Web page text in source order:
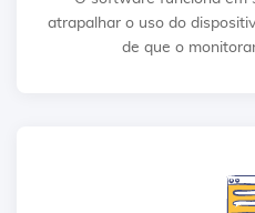
atrapalhar o uso do
de que o